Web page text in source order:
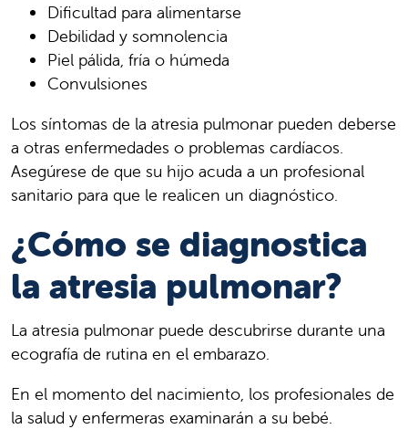
Dificultad para alimentarse
Debilidad y somnolencia
Piel pálida, fría o húmeda
Convulsiones
Los síntomas de la atresia pulmonar pueden deberse
a otras enfermedades o problemas cardíacos.
Asegúrese de que su hijo acuda a un profesional
sanitario para que le realicen un diagnóstico.
¿Cómo se diagnostica
la atresia pulmonar?
La atresia pulmonar puede descubrirse durante una
ecografía de rutina en el embarazo.
En el momento del nacimiento, los profesionales de
la salud y enfermeras examinarán a su bebé.